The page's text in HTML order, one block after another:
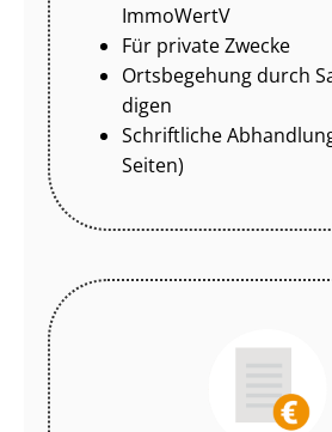
ImmoWertV
Für private Zwecke
Ortsbegehung durch
di­gen
Schriftliche
Seiten)